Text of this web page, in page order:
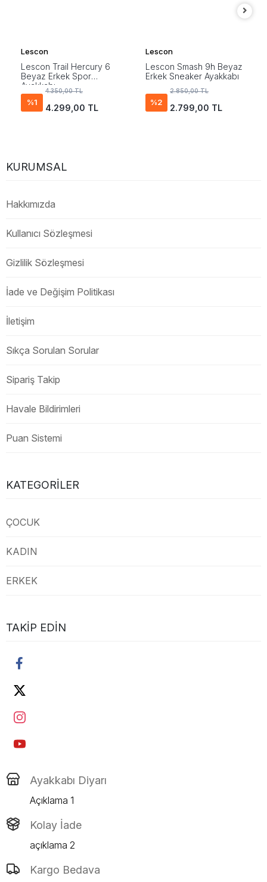
Lescon
Lescon Trail Hercury 6
Beyaz Erkek Spor
Ayakkabı
%1
4.350,00 TL
4.299,00 TL
Lescon
Lescon Smash 9h Beyaz
Erkek Sneaker Ayakkabı
%2
2.850,00 TL
2.799,00 TL
KURUMSAL
Hakkımızda
Kullanıcı Sözleşmesi
Gizlilik Sözleşmesi
İade ve Değişim Politikası
İletişim
Sıkça Sorulan Sorular
Sipariş Takip
Havale Bildirimleri
Puan Sistemi
KATEGORILER
ÇOCUK
KADIN
ERKEK
TAKIP EDIN
Ayakkabı Diyarı
Açıklama 1
Kolay İade
açıklama 2
Kargo Bedava